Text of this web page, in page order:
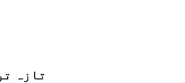
تازہ